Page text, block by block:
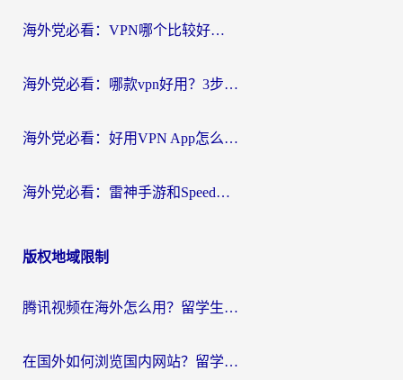
海外党必看：VPN哪个比较好用？3分钟找到适合你的回国加速方案
海外党必看：哪款vpn好用？3步选对回国加速器，无缝刷剧玩游戏
海外党必看：好用VPN App怎么选？3步教你无缝访问国内资源
海外党必看：雷神手游和SpeedCN好用吗？3招选对回国加速器无缝刷国内资源
版权地域限制
腾讯视频在海外怎么用？留学生亲测有效的回国加速器攻略
在国外如何浏览国内网站？留学生&海外华人的无缝访问指南